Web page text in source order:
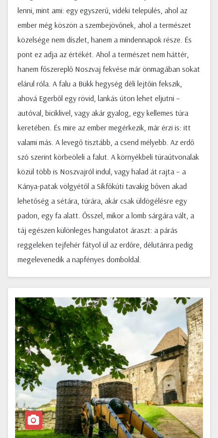
lenni, mint ami: egy egyszerű, vidéki település, ahol az
ember még köszön a szembejövőnek, ahol a természet
közelsége nem díszlet, hanem a mindennapok része. És
pont ez adja az értékét. Ahol a természet nem háttér,
hanem főszereplő Noszvaj fekvése már önmagában sokat
elárul róla. A falu a Bükk hegység déli lejtőin fekszik,
ahová Egerből egy rövid, lankás úton lehet eljutni –
autóval, biciklivel, vagy akár gyalog, egy kellemes túra
keretében. És mire az ember megérkezik, már érzi is: itt
valami más. A levegő tisztább, a csend mélyebb. Az erdő
szó szerint körbeöleli a falut. A környékbeli túraútvonalak
közül több is Noszvajról indul, vagy halad át rajta – a
Kánya-patak völgyétől a Síkfőkúti tavakig bőven akad
lehetőség a sétára, túrára, akár csak üldögélésre egy
padon, egy fa alatt. Ősszel, mikor a lomb sárgára vált, a
táj egészen különleges hangulatot áraszt: a párás
reggeleken tejfehér fátyol ül az erdőre, délutánra pedig
megelevenedik a napfényes domboldal.